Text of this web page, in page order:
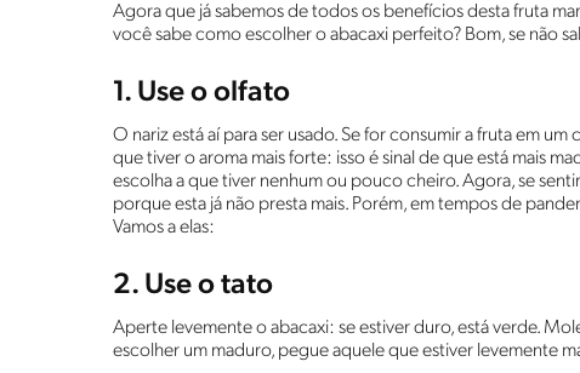
Agora que já sabemos de todos os benefícios desta fruta
você sabe como escolher o abacaxi perfeito? Bom, se não
1. Use o olfato
O nariz está aí para ser usado. Se for consumir a fruta em
que tiver o aroma mais forte: isso é sinal de que está mais
escolha a que tiver nenhum ou pouco cheiro. Agora, se
porque esta já não presta mais. Porém, em tempos de
Vamos a elas:
2. Use o tato
Aperte levemente o abacaxi: se estiver duro, está verde.
escolher um maduro, pegue aquele que estiver levemente